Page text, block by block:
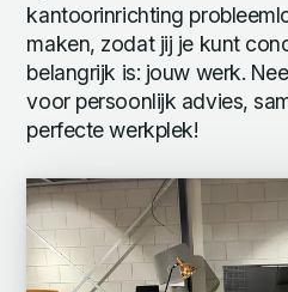
kantoorinrichting
maken, zodat jij je kunt
belangrijk is: jouw werk.
voor persoonlijk advies,
perfecte werkplek!